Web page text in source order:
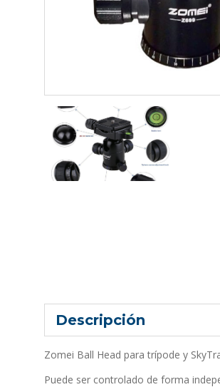
Descripción
Zomei Ball Head para trípode y
Puede ser controlado de forma